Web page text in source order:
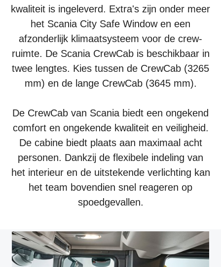
kwaliteit is ingeleverd. Extra's zijn onder meer
het Scania City Safe Window en een
afzonderlijk klimaatsysteem voor de crew-
ruimte. De Scania CrewCab is beschikbaar in
twee lengtes. Kies tussen de CrewCab (3265
mm) en de lange CrewCab (3645 mm).
De CrewCab van Scania biedt een ongekend
comfort en ongekende kwaliteit en veiligheid.
De cabine biedt plaats aan maximaal acht
personen. Dankzij de flexibele indeling van
het interieur en de uitstekende verlichting kan
het team bovendien snel reageren op
spoedgevallen.